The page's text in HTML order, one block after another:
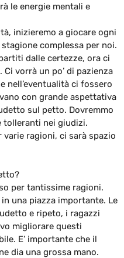
le energie mentali e
inizieremo a giocare ogni
complessa per noi.
dalle certezze, ora ci
vorrà un po’ di pazienza
nell’eventualità ci fossero
con grande aspettativa
sul petto. Dovremmo
tolleranti nei giudizi.
ragioni, ci sarà spazio
per tantissime ragioni.
una piazza importante. Le
e ripeto, i ragazzi
migliorare questi
E’ importante che il
dia una grossa mano.